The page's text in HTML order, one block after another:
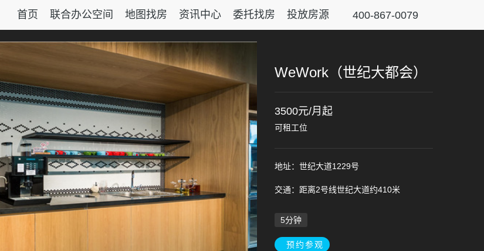
首页 联合办公空间 地图找房 资讯中心 委托找房 投放房源 400-867-0079
WeWork（世纪大都会）
3500元/月起
可租工位
地址：世纪大道1229号
交通：距离2号线世纪大道约410米
5分钟
预约参观